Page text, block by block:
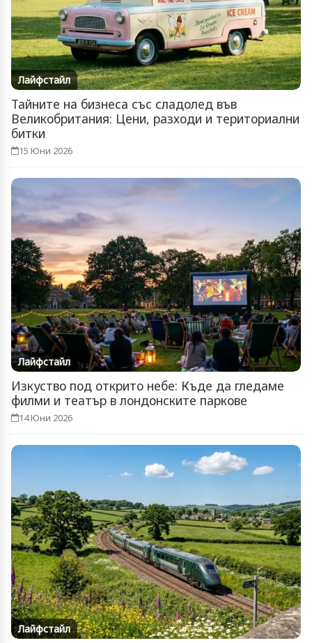
Лайфстайл
Тайните на бизнеса със сладолед във
Великобритания: Цени, разходи и териториални
битки
15 Юни 2026
Лайфстайл
Изкуство под открито небе: Къде да гледаме
филми и театър в лондонските паркове
14 Юни 2026
Лайфстайл